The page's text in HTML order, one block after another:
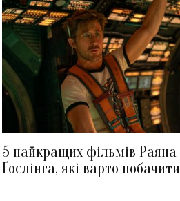
5 найкращих фільмів Раяна
Ґослінга, які варто побачити